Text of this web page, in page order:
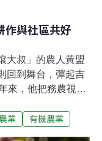
作與社區共好
大叔」的農人黃盟
回到舞台，彈起吉
來，他把務農視為
然保育署綠色保育
業 有機農業